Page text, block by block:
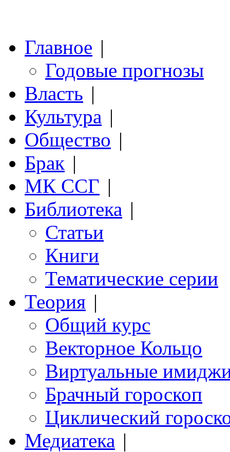
Главное |
Годовые прогнозы
Власть |
Культура |
Общество |
Брак |
МК ССГ |
Библиотека |
Статьи
Книги
Тематические серии
Теория |
Общий курс
Векторное Кольцо
Виртуальные
Брачный гороскоп
Циклический
Медиатека |